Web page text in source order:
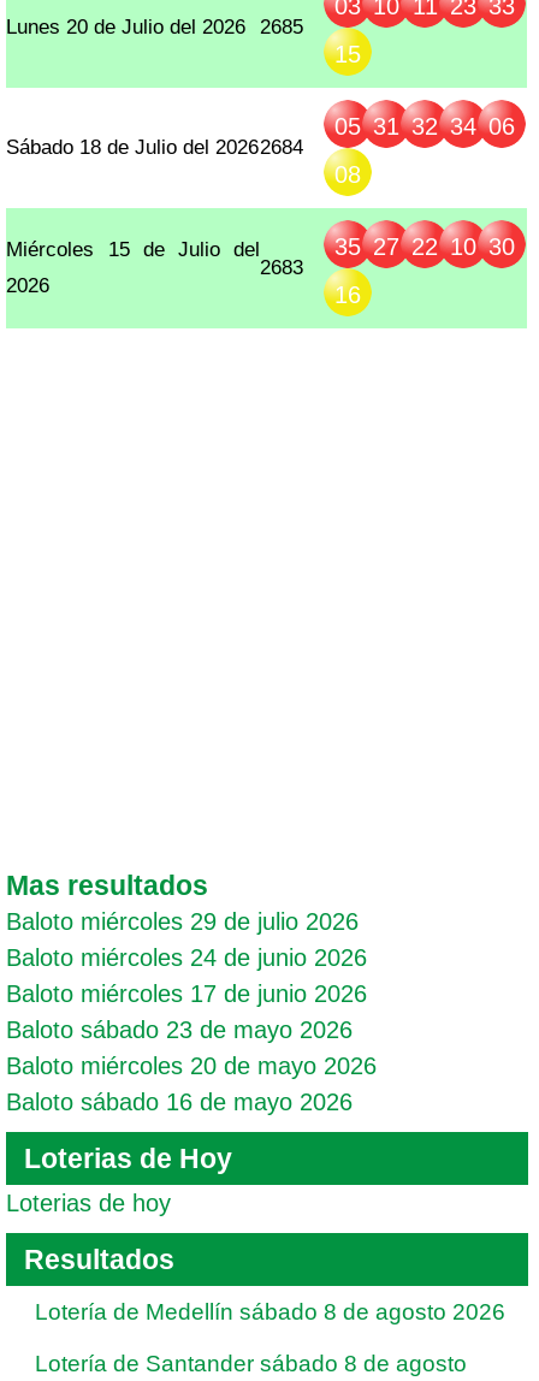
Lunes 20 de Julio del 2026 2685
03 10 11 23 33
15
Sábado 18 de Julio del 20262684
05 31 32 34 06
08
Miércoles 15 de Julio del
2026
2683
35 27 22 10 30
16
Mas resultados
Baloto miércoles 29 de julio 2026
Baloto miércoles 24 de junio 2026
Baloto miércoles 17 de junio 2026
Baloto sábado 23 de mayo 2026
Baloto miércoles 20 de mayo 2026
Baloto sábado 16 de mayo 2026
Loterias de Hoy
Loterias de hoy
Resultados
Lotería de Medellín sábado 8 de agosto 2026
Lotería de Santander sábado 8 de agosto